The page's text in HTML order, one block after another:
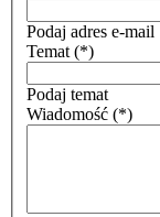
Podaj adres e-mail
Temat (*)
Podaj temat
Wiadomość (*)